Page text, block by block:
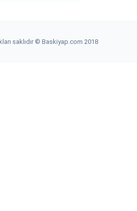
saklıdır © Baskiyap.com 2018